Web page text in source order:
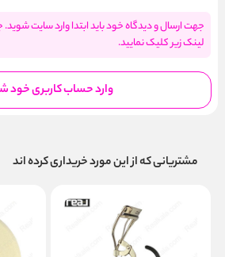
جهت ارسال و دیدگاه خود باید ابتدا وارد سایت
لینک زیر کلیک نمایید.
وارد حساب کاربری خود
مشتریانی که از این مورد خریداری کرده اند